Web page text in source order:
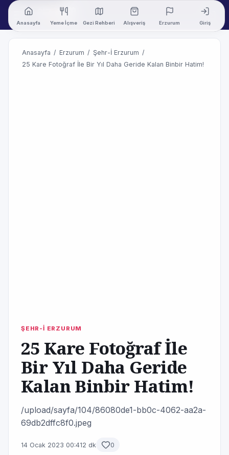
Anasayfa Yeme İçme Gezi Rehberi Alışveriş Erzurum Giriş
Anasayfa / Erzurum / Şehr-İ Erzurum /
25 Kare Fotoğraf İle Bir Yıl Daha Geride Kalan Binbir Hatim!
ŞEHR-İ ERZURUM
25 Kare Fotoğraf İle
Bir Yıl Daha Geride
Kalan Binbir Hatim!
/upload/sayfa/104/86080de1-bb0c-4062-aa2a-
69db2dffc8f0.jpeg
14 Ocak 2023 00:412 dk 0